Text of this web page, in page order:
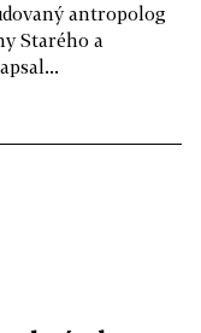
antropolog
Starého a